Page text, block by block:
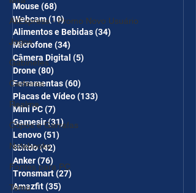
AliExpress - Promo Novo Usuário
Jogos
Gabinetes
Cadeiras
Realme
Copos e Garrafas
Notebooks
Fontes para PC
Temu
Mouse(68)
Webcam(10)10 posts
Alimentos e Bebidas(34)
Microfone(34)
Câmera Digital (5)
Drone(80)
Ferramentas(60)
Placas de Vídeo(133)
Mini PC(7)
Gamesir(31)31 posts
Lenovo(51)
8bitdo(42)
Anker(76)
Tronsmart(27)
Amazfit(35)